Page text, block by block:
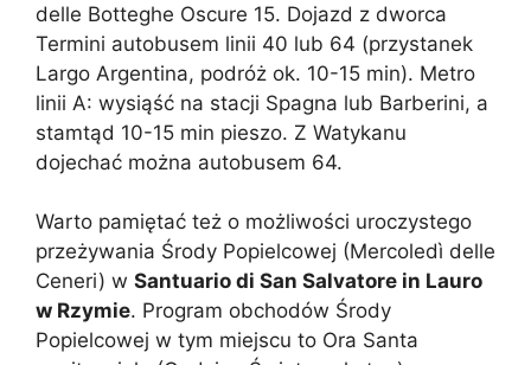
delle Botteghe Oscure 15. Dojazd z dworca
Termini autobusem linii 40 lub 64 (przystanek
Largo Argentina, podróż ok. 10-15 min). Metro
linii A: wysiąść na stacji Spagna lub Barberini, a
stamtąd 10-15 min pieszo. Z Watykanu
dojechać można autobusem 64.
Warto pamiętać też o możliwości uroczystego
przeżywania Środy Popielcowej (Mercoledì delle
Ceneri) w Santuario di San Salvatore in Lauro
w Rzymie. Program obchodów Środy
Popielcowej w tym miejscu to Ora Santa